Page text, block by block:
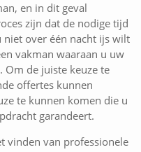
en in dit geval
zijn dat de nodige tijd
niet over één nacht ijs wilt
vakman waaraan u uw
de juiste keuze te
offertes kunnen
te kunnen komen die u
garandeert.
vinden van professionele